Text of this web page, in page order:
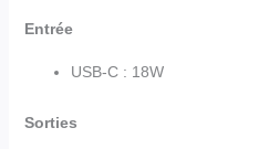
Entrée
USB-C : 18W
Sorties